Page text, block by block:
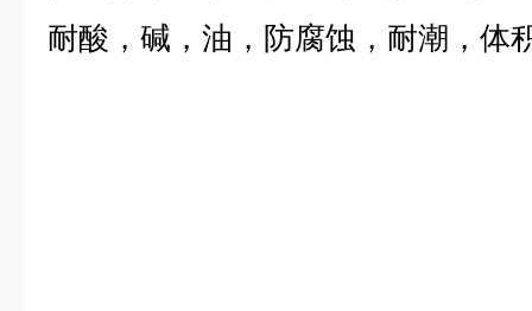
耐酸，碱，油，防腐蚀，耐潮，体